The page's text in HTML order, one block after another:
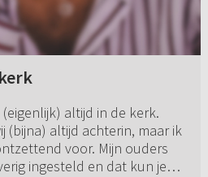
altijd in de kerk.
(bijna) altijd achterin, maar ik
voor. Mijn ouders
ingesteld en dat kun je